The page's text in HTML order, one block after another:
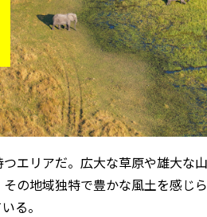
エリアだ。広大な草原や雄大な
の地域独特で豊かな風土を感じ
る。